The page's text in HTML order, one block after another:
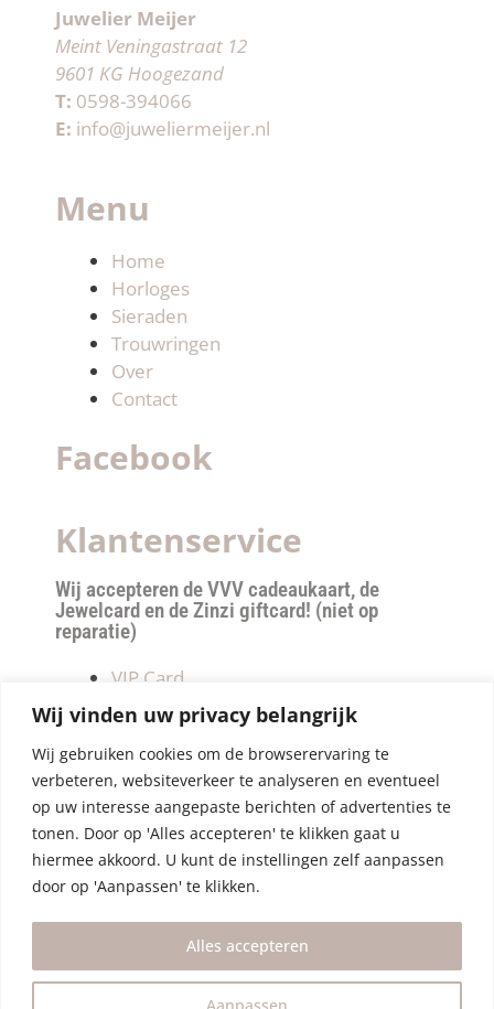
Wij vinden uw privacy belangrijk
Wij gebruiken cookies om de browserervaring te
verbeteren, websiteverkeer te analyseren en eventueel
op uw interesse aangepaste berichten of advertenties te
tonen. Door op 'Alles accepteren' te klikken gaat u
hiermee akkoord. U kunt de instellingen zelf aanpassen
door op 'Aanpassen' te klikken.
Aanpassen
Alles accepteren
Juwelier Meijer
Meint Veningastraat 12
9601 KG Hoogezand
T: 0598-394066
E: info@juweliermeijer.nl
Menu
Home
Horloges
Sieraden
Trouwringen
Over
Contact
Facebook
Klantenservice
Wij accepteren de VVV cadeaukaart, de
Jewelcard en de Zinzi giftcard! (niet op
reparatie)
VIP Card
Retourneren
Betalen & verzendkosten
Privacy Policy
Algemene Voorwaarden